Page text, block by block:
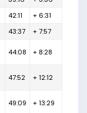
42:11
+ 6:31
43:37 + 7:57
44:08 + 8:28
47:52 + 12:12
49:09 + 13:29